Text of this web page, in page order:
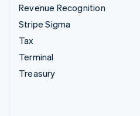
Revenue Recognition
Stripe Sigma
Tax
Terminal
Treasury